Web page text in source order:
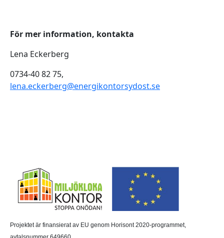
För mer information, kontakta
Lena Eckerberg
0734-40 82 75,
lena.eckerberg@energikontorsydost.se
Projektet är finansierat av EU genom Horisont 2020-programmet,